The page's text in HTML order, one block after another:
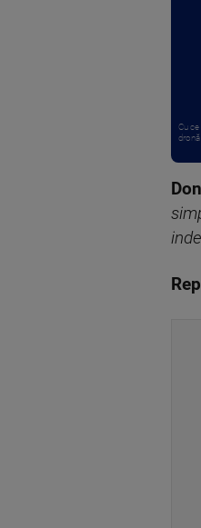
Cu
dronă ...